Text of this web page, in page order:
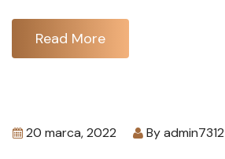
Read More
20 marca, 2022 Byadmin7312